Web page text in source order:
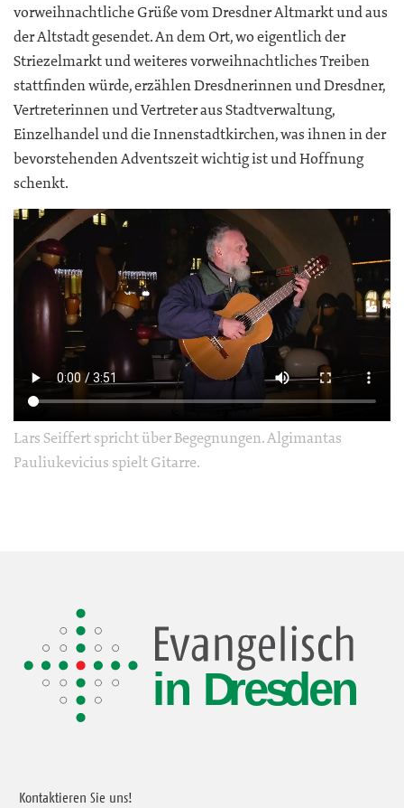
vorweihnachtliche Grüße vom Dresdner Altmarkt und aus
der Altstadt gesendet. An dem Ort, wo eigentlich der
Striezelmarkt und weiteres vorweihnachtliches Treiben
stattfinden würde, erzählen Dresdnerinnen und Dresdner,
Vertreterinnen und Vertreter aus Stadtverwaltung,
Einzelhandel und die Innenstadtkirchen, was ihnen in der
bevorstehenden Adventszeit wichtig ist und Hoffnung
schenkt.
Lars Seiffert spricht über Begegnungen. Algimantas
Pauliukevicius spielt Gitarre.
Kontaktieren Sie uns!